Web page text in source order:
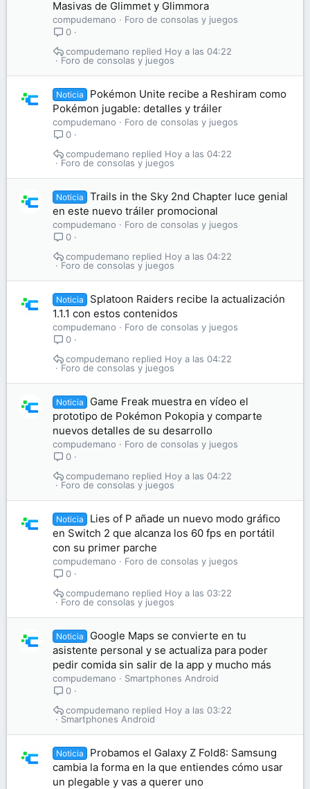
Masivas de Glimmet y Glimmora
compudemano
Foro de consolas y juegos
0
Foro de consolas y juegos
Hoy a las 04:22
compudemano
Noticia
Pokémon Unite recibe a Reshiram como
Pokémon jugable: detalles y tráiler
compudemano
Foro de consolas y juegos
0
Foro de consolas y juegos
Hoy a las 04:22
compudemano
Noticia
Trails in the Sky 2nd Chapter luce genial
en este nuevo tráiler promocional
compudemano
Foro de consolas y juegos
0
Foro de consolas y juegos
Hoy a las 04:22
compudemano
Noticia
Splatoon Raiders recibe la actualización
1.1.1 con estos contenidos
compudemano
Foro de consolas y juegos
0
Foro de consolas y juegos
Hoy a las 04:22
compudemano
Noticia
Game Freak muestra en vídeo el
prototipo de Pokémon Pokopia y comparte
nuevos detalles de su desarrollo
compudemano
Foro de consolas y juegos
0
Foro de consolas y juegos
Hoy a las 04:22
compudemano
Noticia
Lies of P añade un nuevo modo gráfico
en Switch 2 que alcanza los 60 fps en portátil
con su primer parche
compudemano
Foro de consolas y juegos
0
Foro de consolas y juegos
Hoy a las 03:22
compudemano
Noticia
Google Maps se convierte en tu
asistente personal y se actualiza para poder
pedir comida sin salir de la app y mucho más
compudemano
Smartphones Android
0
Smartphones Android
Hoy a las 03:22
compudemano
Noticia
Probamos el Galaxy Z Fold8: Samsung
cambia la forma en la que entiendes cómo usar
un plegable y vas a querer uno